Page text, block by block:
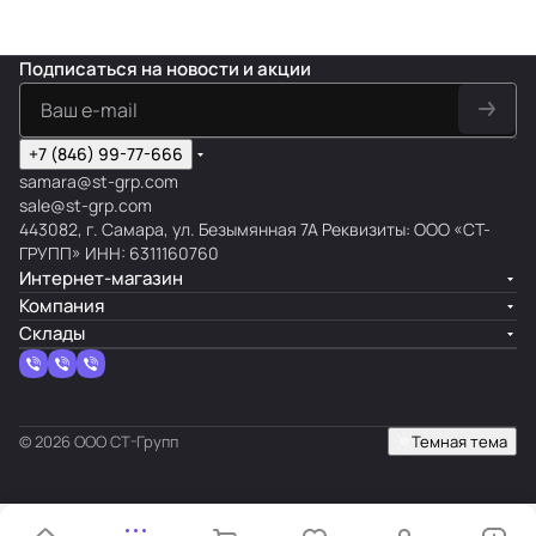
Подписаться на новости и акции
+7 (846) 99-77-666
samara@st-grp.com
sale@st-grp.com
443082, г. Самара, ул. Безымянная 7А Реквизиты: ООО «СТ-
ГРУПП» ИНН: 6311160760
Интернет-магазин
Компания
Склады
© 2026 ООО СТ-Групп Темная тема